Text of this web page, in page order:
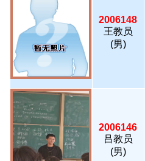
2006148
王教员
(男)
2006146
吕教员
(男)